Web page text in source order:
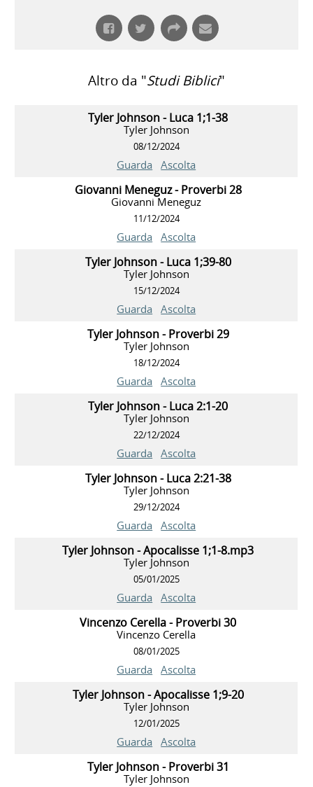
Altro da "Studi Biblici"
Tyler Johnson - Luca 1;1-38
Tyler Johnson
08/12/2024
Guarda Ascolta
Giovanni Meneguz - Proverbi 28
Giovanni Meneguz
11/12/2024
Guarda Ascolta
Tyler Johnson - Luca 1;39-80
Tyler Johnson
15/12/2024
Guarda Ascolta
Tyler Johnson - Proverbi 29
Tyler Johnson
18/12/2024
Guarda Ascolta
Tyler Johnson - Luca 2:1-20
Tyler Johnson
22/12/2024
Guarda Ascolta
Tyler Johnson - Luca 2:21-38
Tyler Johnson
29/12/2024
Guarda Ascolta
Tyler Johnson - Apocalisse 1;1-8.mp3
Tyler Johnson
05/01/2025
Guarda Ascolta
Vincenzo Cerella - Proverbi 30
Vincenzo Cerella
08/01/2025
Guarda Ascolta
Tyler Johnson - Apocalisse 1;9-20
Tyler Johnson
12/01/2025
Guarda Ascolta
Tyler Johnson - Proverbi 31
Tyler Johnson